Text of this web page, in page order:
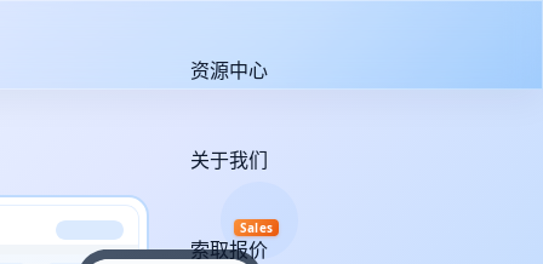
资源中心
关于我们
索取报价
Sales